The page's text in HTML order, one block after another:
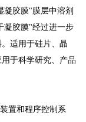
凝胶膜"膜层中溶剂
凝胶膜"经过进一步
适用于硅片、晶
于科学研究、产品
置和程序控制系